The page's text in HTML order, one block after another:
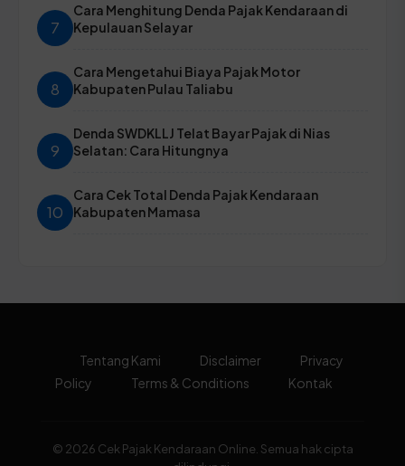
7
Cara Menghitung Denda Pajak Kendaraan di
Kepulauan Selayar
8
Cara Mengetahui Biaya Pajak Motor
Kabupaten Pulau Taliabu
9
Denda SWDKLLJ Telat Bayar Pajak di Nias
Selatan: Cara Hitungnya
10
Cara Cek Total Denda Pajak Kendaraan
Kabupaten Mamasa
Tentang Kami Disclaimer
Privacy
Policy
Terms & Conditions Kontak
© 2026 Cek Pajak Kendaraan Online. Semua hak cipta